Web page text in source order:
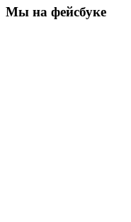
Мы на фейсбуке